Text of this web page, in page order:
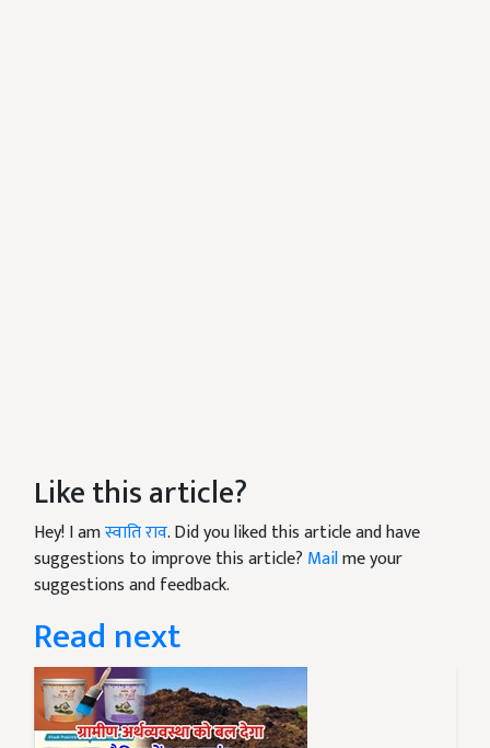
Like this article?
Hey! I amस्वाति राव. Did you liked this article and have
suggestions to improve this article? Mailme your
suggestions and feedback.
Read next